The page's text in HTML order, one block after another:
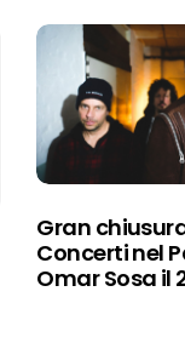
Gran
Concerti nel
Omar Sosa il